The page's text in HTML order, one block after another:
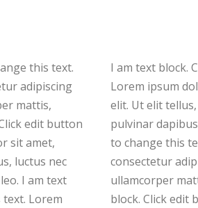
this text.
adipiscing
mattis,
edit button
sit amet,
luctus nec
I am text
Lorem
I am text block.
Lorem ipsum
elit. Ut elit
pulvinar
to change this
consectetur
ullamcorper
block. Click edit